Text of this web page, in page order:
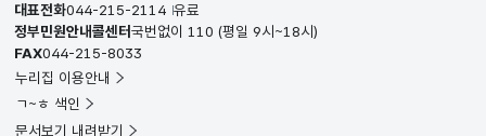
대표전화044-215-2114 유료
정부민원안내콜센터국번없이 110 (평일 9시~18시)
FAX044-215-8033
누리집 이용안내
ㄱ~ㅎ 색인
문서보기 내려받기